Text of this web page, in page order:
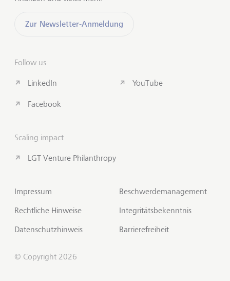
Zur Newsletter-Anmeldung
Follow us
LinkedIn
Facebook
YouTube
Scaling impact
LGT Venture Philanthropy
Impressum
Rechtliche Hinweise
Datenschutzhinweis
Beschwerdemanagement
Integritätsbekenntnis
Barrierefreiheit
© Copyright 2026